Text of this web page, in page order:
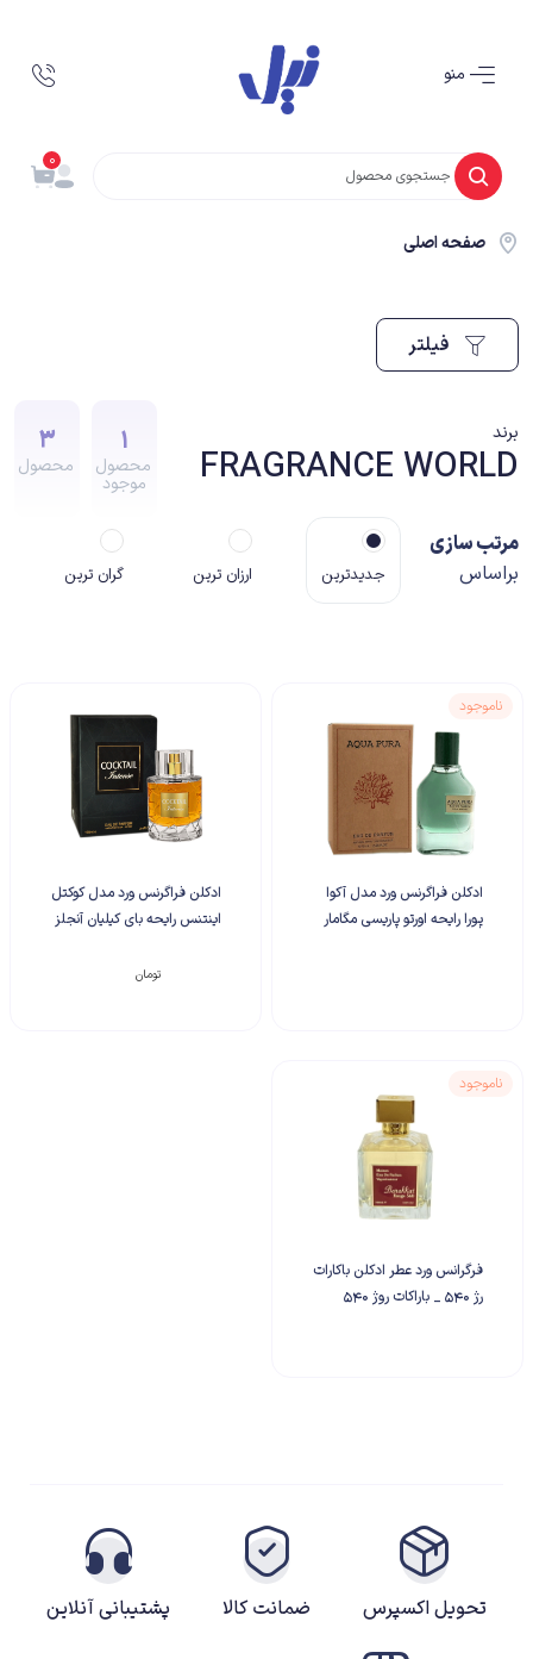
0
صفحه اصلی
برند
FRAGRANCE WORLD
1
محصول
موجود
3
محصول
مرتب سازی
براساس
جدیدترین ارزان ترین گران ترین
ادکلن فراگرنس ورد مدل آکوا
پورا رایحه اورتو پاریسی مگامار
ناموجود
ادکلن فراگرنس ورد مدل کوکتل
اینتنس رایحه بای کیلیان آنجلز
تومان
فرگرانس ورد عطر ادکلن باکارات
رژ ۵۴۰ _ باراکات روژ 540
ناموجود
تحویل اکسپرس ضمانت کالا پشتیبانی آنلاین